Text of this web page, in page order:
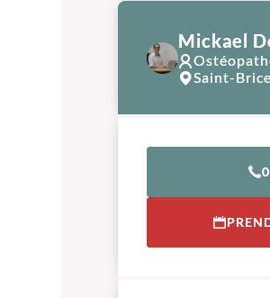
Mickael
Saint-